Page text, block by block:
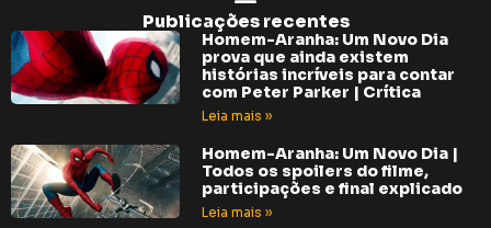
Publicações recentes
Homem-Aranha: Um Novo Dia
prova que ainda existem
histórias incríveis para contar
com Peter Parker | Crítica
Leia mais »
Homem-Aranha: Um Novo Dia |
Todos os spoilers do filme,
participações e final explicado
Leia mais »